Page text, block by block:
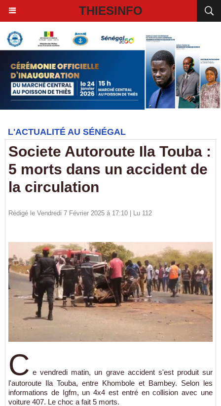
THIESINFO
L'ACTUALITÉ AU SÉNÉGAL
Societe Autoroute Ila Touba :
5 morts dans un accident de
la circulation
Rédigé le Vendredi 7 Février 2025 à 17:10 | Lu 112
C e vendredi matin, un grave accident s'est produit sur
l'autoroute Ila Touba, entre Khombole et Bambey. Selon les
informations de Igfm, un 4x4 est entré en collision avec une
voiture 407. Le choc a fait 5 morts.